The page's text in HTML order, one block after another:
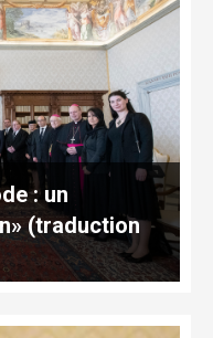
: un
(traduction